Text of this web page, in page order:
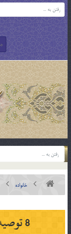
خانواده
8 توصيه براي بهبود رابطه همسران